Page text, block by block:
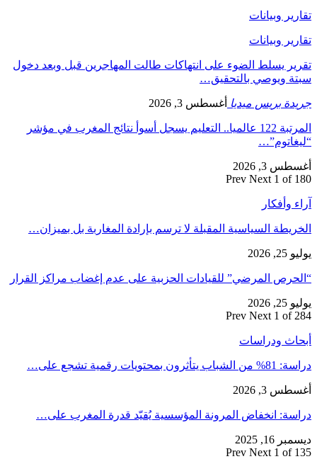
تقارير وبيانات
تقارير وبيانات
تقرير يسلط الضوء على انتهاكات طالت المهاجرين قبل وبعد دخول
سبتة ويوصي بالتحقيق…
جريدة بريس ميديا أغسطس 3, 2026
المرتبة 122 عالميا.. التعليم يسجل أسوأ نتائج المغرب في مؤشر
“ليغاتوم”…
أغسطس 3, 2026
Prev Next 1 of 180
آراء وأفكار
الخريطة السياسية المقبلة لا ترسم بإرادة المغاربة بل بميزان…
يوليو 25, 2026
“الحرص المرضي” للقيادات الحزبية على عدم إغضاب مراكز القرار
يوليو 25, 2026
Prev Next 1 of 284
أبحاث ودراسات
دراسة: 81% من الشباب يتأثرون بمحتويات رقمية تشجع على…
أغسطس 3, 2026
دراسة: انخفاض المرونة المؤسسية يُقيّد قدرة المغرب على…
ديسمبر 16, 2025
Prev Next 1 of 135